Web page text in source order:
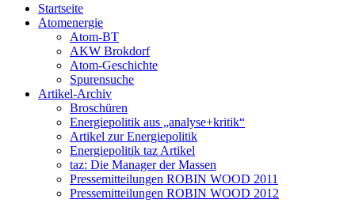
Startseite
Atomenergie
Atom-BT
AKW Brokdorf
Atom-Geschichte
Spurensuche
Artikel-Archiv
Broschüren
Energiepolitik aus „analyse+kritik“
Artikel zur Energiepolitik
Energiepolitik taz Artikel
taz: Die Manager der Massen
Pressemitteilungen ROBIN WOOD 2011
Pressemitteilungen ROBIN WOOD 2012